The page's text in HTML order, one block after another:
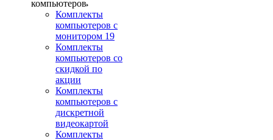
компьютеров
Комплекты
компьютеров с
монитором 19
Комплекты
компьютеров со
скидкой по
акции
Комплекты
компьютеров с
дискретной
видеокартой
Комплекты